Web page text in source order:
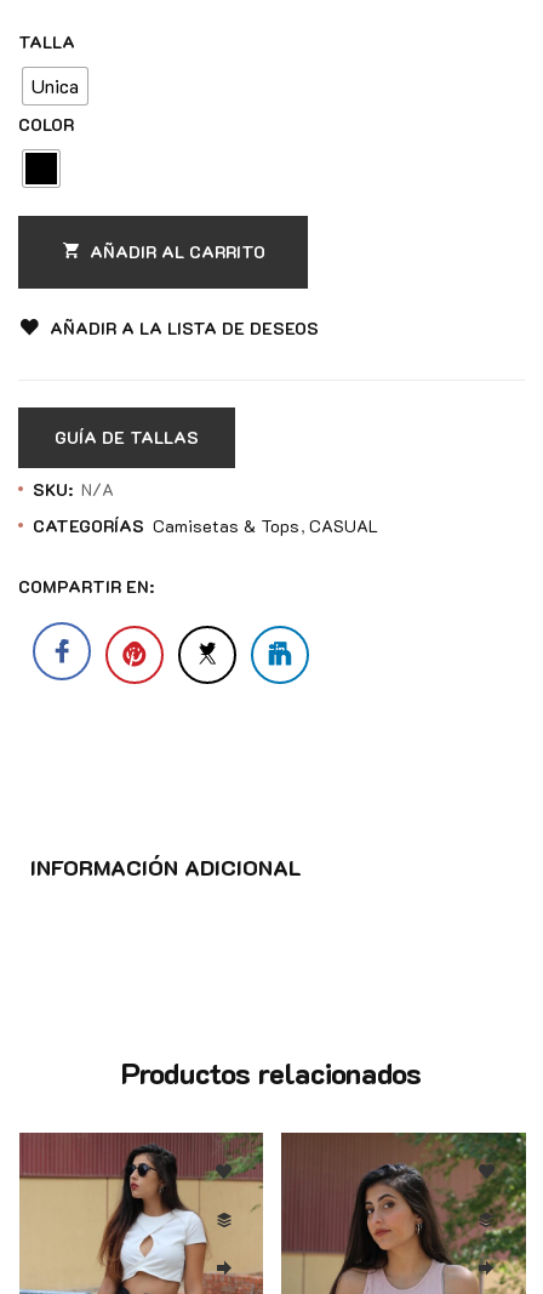
TALLA
Unica
COLOR
AÑADIR AL CARRITO
AÑADIR A LA LISTA DE DESEOS
GUÍA DE TALLAS
SKU: N/A
CATEGORÍAS Camisetas & Tops CASUAL
COMPARTIR EN:
INFORMACIÓN ADICIONAL
Productos relacionados